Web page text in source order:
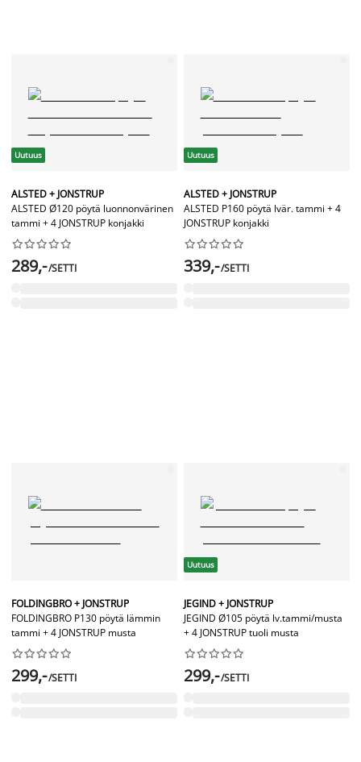
Uutuus
ALSTED + JONSTRUP
ALSTED Ø120 pöytä luonnonvärinen
tammi + 4 JONSTRUP konjakki






289,-/SETTI
Uutuus
ALSTED + JONSTRUP
ALSTED P160 pöytä lvär. tammi + 4
JONSTRUP konjakki






339,-/SETTI
FOLDINGBRO + JONSTRUP
FOLDINGBRO P130 pöytä lämmin
tammi + 4 JONSTRUP musta






299,-/SETTI
Uutuus
JEGIND + JONSTRUP
JEGIND Ø105 pöytä lv.tammi/musta
+ 4 JONSTRUP tuoli musta






299,-/SETTI